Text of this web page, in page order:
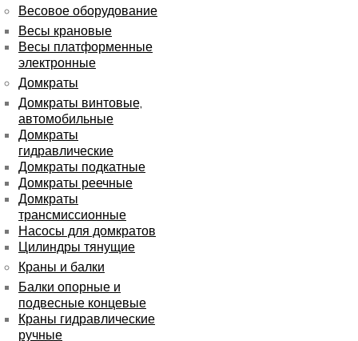
Весовое оборудование
Весы крановые
Весы платформенные
электронные
Домкраты
Домкраты винтовые,
автомобильные
Домкраты
гидравлические
Домкраты подкатные
Домкраты реечные
Домкраты
трансмиссионные
Насосы для домкратов
Цилиндры тянущие
Краны и балки
Балки опорные и
подвесные концевые
Краны гидравлические
ручные